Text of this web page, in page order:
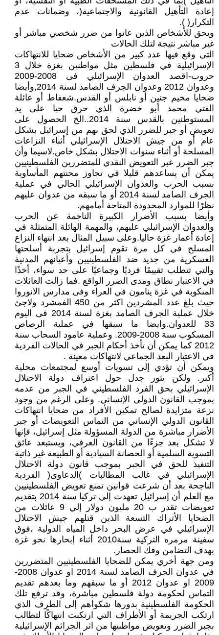
إعادة التأهيل القانونية والاجتماعية(، وضمانات عدم
التكرار( ).
ويحق للأشخاص الذين عانوا من ضرر شخصي مباشر أو
غير مباشر نتيجة لتلك الحالات
التي وقع فيها عدد كبير من الأشخاص ضحايا للانتهاكات
الإسرائيلية في فلسطين مثل مواطنين بغزة خلال 3
حروب-اقصد العدوان الإسرائيلي فى 2008-2009
وعدوان 2012 وعدوان الجرف الصامد لسنة 2014,وأيضا
ضحايا مخيم جنين أو نابلس أو القدس.شعفاط أو عائلة
الفتي محمد أبو خضرة الذي حرق حيا على يد
المستوطنين بالقدس سنة 2014..الخ الحصول على
تعويض أو جبر للضرر الذي لحق بهم من إسرائيل بشكل
عام أو من جيش الاحتلال الإسرائيلي أثناء النزاعات
المسلحة أو أثناء سنوات الاحتلال بشكل خاص.لاسيما وأن
جبر الضرر عبر التعويض النقدي للمتضررين الفلسطينيين
يمكن أن يساعدهم قليلا في تجاوز محنتهم المأساوية
بسبب الحرب والعدوان الإسرائيلي الحالي في عملية
الجرف الصامد لسنة 2014 أو ما سبقه من عدوان عليهم
نظرًا للموارد المحدودة المتاحة أمامهم.
وأيضا بسبب الأضرار الكبيرة الناجمة عن الحرب
والعدوان الإسرائيلي عليهم، والمهمة الهائلة المتمثلة في
إعادة أعمار غزة حاليا.وعلى سبيل المثال بعد انتهاء النزاع
المسلح في كل مرة تقوم إسرائيل بتجربة أسلحتها
العسكرية من جديد ضد الفلسطينيين وأعيانهم المدنية
والتي تتطلب تقييمًا فرديًا وجماعيًا على حد سواء، أخذًا
في الاعتبار نطاق ومدى الضرر الواقع .فما زالت العائلات
المنكوبة في غزة ينامون في العراء وفى مدارس الانوروا
حيث بلغ عدد المشردين اكثر من 450 الفمشرد ولاجئ
خلال عملية الجرف الصامد بغزة لسنة 2014 فى اليوم
33 للعدوان.وايضا ما سبقها في عملية الرصاص
المسكوب سنة 2008-2009. وعملية عامود السحاب سنة
2012 كما يمكن أن تأخذ أحكام الجبر في الحالات الفردية
في الاعتبار البعد الجماعي لانتهاكات معينة .
ويمكن أن تؤدي إلى تسويات أوسع لمجتمعات محلية
أكبر. ولكن يثور جدل حول اعتراف دولة الاحتلال
الإسرائيلي بحق الفرد الفلسطيني في الجبر من عدمه
بموجب القانون الدولي الإنساني. وعلى الرغم من وجود
نزعة متزايدة لصالح تمكين الأفراد من ضحايا انتهاكات
القانون الدولي الإنساني من التماس التعويضات أو جبر
الأضرار مباشرة من الدولة المسؤولة مثل إسرائيل، فإنها
لا تشكل بعد جزءًا من القانون العرفي، ويستبعد عائق
التسوية السلمية أو الحصانة السيادية أو الطبيعة غير ذاتية
التنفيذ للحق في الجبر بموجب قانون دولة الاحتلال
الإسرائيلي في غالب المطالبات )الدعاوى( الفردية
الناجحة بعد أن شرعت قوانين تمنع تعويض الفلسطينيين
مع العلم أن إسرائيل تعهدت إلي تركيا سنة 2014 بتقديم
تعويضات تقدر ب 20 مليون دولار إلي 9 عائلات من
الضحايا الأتراك التسعة الذين قتلهم جيش الاحتلال
الإسرائيلي في عرض البحر داخل المياه الدولية ،فوق
سفينة مرمره التركية سنة2010 أثناء إبحارها نحو غزة
بهدف التضامن وفك الحصار.
ومن جهة أخري يمكن للضحايا الفلسطينيين المتضررين
في عدوان الجرف الصامد لسنة 2014 او عدوان 2008-
2009 او عدوان 2012 أو ما سبقهم وما بعدهم تقديم
التماس لحكومة دولة فلسطين مباشرة، وقد ترفع تلك
الحكومة الفلسطينية بدورها شكواهم إلى الطرف الذي
ارتكب الجريمة أو الأطراف التي ارتكبت انتهاكًا لتطالب
بجبر الضرر وتعويض مواطنيها من اثر الجرائم الإسرائيلية